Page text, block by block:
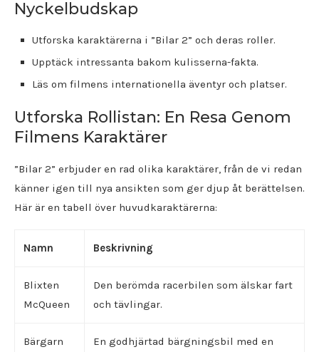
Nyckelbudskap
Utforska karaktärerna i ”Bilar 2” och deras roller.
Upptäck intressanta bakom kulisserna-fakta.
Läs om filmens internationella äventyr och platser.
Utforska Rollistan: En Resa Genom
Filmens Karaktärer
”Bilar 2” erbjuder en rad olika karaktärer, från de vi redan
känner igen till nya ansikten som ger djup åt berättelsen.
Här är en tabell över huvudkaraktärerna:
Namn Beskrivning
Blixten
McQueen
Den berömda racerbilen som älskar fart
och tävlingar.
Bärgarn
En godhjärtad bärgningsbil med en